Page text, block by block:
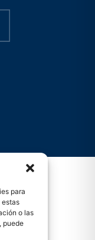
para
estas
o las
puede